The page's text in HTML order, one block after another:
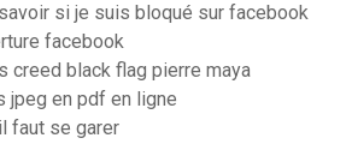
si je suis bloqué sur facebook
facebook
creed black flag pierre maya
jpeg en pdf en ligne
faut se garer